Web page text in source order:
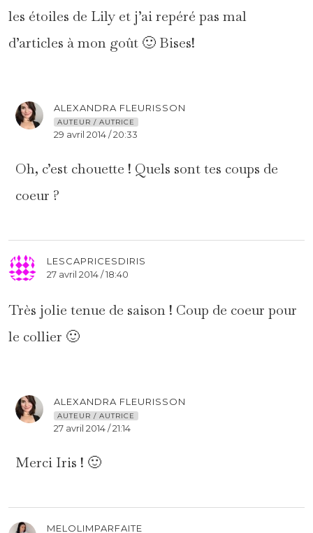
les étoiles de Lily et j’ai repéré pas mal
d’articles à mon goût 🙂 Bises!
ALEXANDRA FLEURISSON
AUTEUR / AUTRICE
29 avril 2014 / 20:33
Oh, c’est chouette ! Quels sont tes coups de
coeur ?
LESCAPRICESDIRIS
27 avril 2014 / 18:40
Très jolie tenue de saison ! Coup de coeur pour
le collier 🙂
ALEXANDRA FLEURISSON
AUTEUR / AUTRICE
27 avril 2014 / 21:14
Merci Iris ! 🙂
MELOLIMPARFAITE